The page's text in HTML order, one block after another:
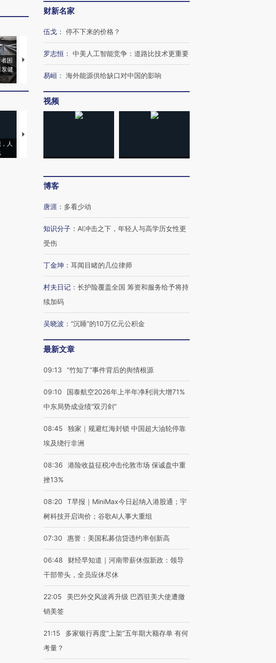
困
发健
马航飞行员跨国走私7万
要防空导弹“救急”
人
【推广】走进第四届链博
财新名家
伍戈 ： 停不下来的价格？
罗志恒 ： 中美人工智能竞争：道路比技术更重要
易峘 ： 海外能源供给缺口对中国的影响
视频
博客
唐涯 ： 多看少动
知识分子 ： AI冲击之下，年轻人与高学历女性更
受伤
丁金坤 ： 耳闻目睹的几位律师
村夫日记 ： 长护险覆盖全国 筹资和服务给予将持
续加码
吴晓波 ： “沉睡”的10万亿元公积金
最新文章
09:13 “竹知了”事件背后的舆情根源
09:10
国泰航空2026年上半年净利润大增71%
中东局势成业绩“双刃剑”
08:45
独家｜规避红海封锁 中国超大油轮停靠
埃及绕行非洲
08:36
港险收益征税冲击伦敦市场 保诚盘中重
挫13%
08:20
T早报｜MiniMax今日起纳入港股通；宇
树科技开启询价；谷歌AI人事大重组
07:30 惠誉：美国私募信贷违约率创新高
06:48
财经早知道｜河南带薪休假新政：领导
干部带头，全员应休尽休
22:05
美巴外交风波再升级 巴西驻美大使遭撤
销美签
21:15
多家银行再度“上架”五年期大额存单 有何
考量？